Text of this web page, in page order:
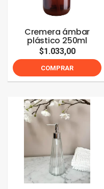
Cremera ámbar
plástico 250ml
$1.033,00
COMPRAR